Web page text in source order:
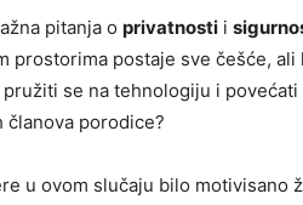
pitanja o privatnosti i
prostorima postaje sve češće,
se na tehnologiju i
članova porodice?
u ovom slučaju bilo motivisano